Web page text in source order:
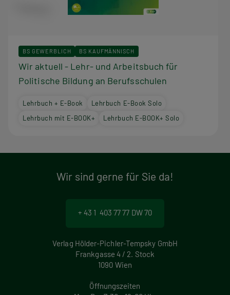
BS GEWERBLICH BS KAUFMÄNNISCH
Wir aktuell - Lehr- und Arbeitsbuch für
Politische Bildung an Berufsschulen
Lehrbuch + E-Book
Lehrbuch E-Book Solo
Lehrbuch mit E-BOOK+
Lehrbuch E-BOOK+ Solo
Wir sind gerne für Sie da!
+ 43 1 403 77 77 DW 70
Verlag Hölder-Pichler-Tempsky GmbH
Frankgasse 4 / 2. Stock
1090 Wien
Öffnungszeiten